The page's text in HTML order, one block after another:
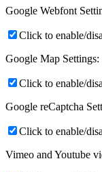
Google Webfont
Click to enable/
Google Map Settings:
Click to enable/
Google reCaptcha
Click to enable/
Vimeo and Youtube